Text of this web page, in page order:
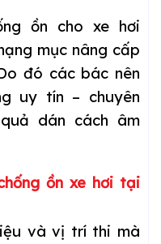
ồn cho xe hơi
mục nâng cấp
đó các bác nên
uy tín – chuyên
dán cách âm
ồn xe hơi tại
và vị trí thi mà